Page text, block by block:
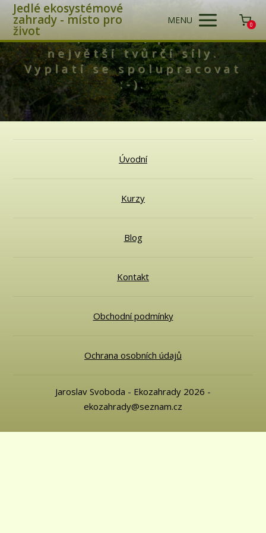
Jedlé ekosystémové
zahrady - místo pro
život
MENU 0
Láska, světlo, příroda -
největší tvůrčí síly.
Vyplatí se spolupracovat
:-).
Úvodní
Kurzy
Blog
Kontakt
Obchodní podmínky
Ochrana osobních údajů
Jaroslav Svoboda - Ekozahrady 2026 -
ekozahrady@seznam.cz